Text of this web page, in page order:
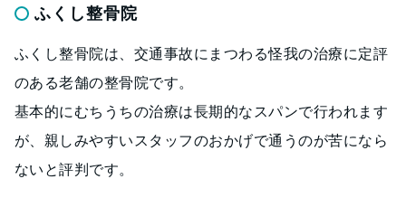
ふくし整骨院
ふくし整骨院は、交通事故にまつわる怪我の治療に定評
のある老舗の整骨院です。
基本的にむちうちの治療は長期的なスパンで行われます
が、親しみやすいスタッフのおかげで通うのが苦になら
ないと評判です。